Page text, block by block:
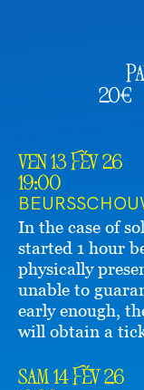
ven 13 Fév 26
19:00
In the case of
started 1 hour
physically
unable to
early enough,
will obtain a
sam 14 Fév 26
20€